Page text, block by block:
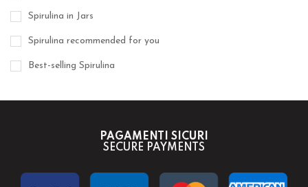
Spirulina in Jars
Spirulina recommended for you
Best-selling Spirulina
PAGAMENTI SICURI
SECURE PAYMENTS